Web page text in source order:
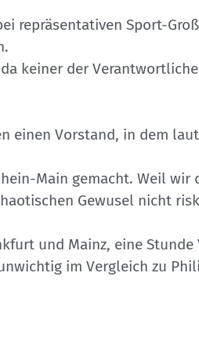
repräsentativen Sport-
keiner der
einen Vorstand, in dem
Main gemacht. Weil
Gewusel nicht
und Mainz, eine
im Vergleich zu